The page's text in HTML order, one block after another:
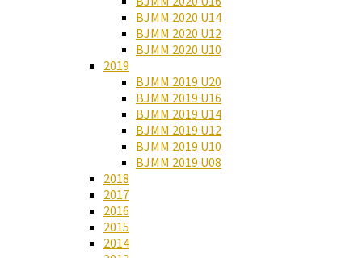
BJMM 2020 U14
BJMM 2020 U12
BJMM 2020 U10
2019
BJMM 2019 U20
BJMM 2019 U16
BJMM 2019 U14
BJMM 2019 U12
BJMM 2019 U10
BJMM 2019 U08
2018
2017
2016
2015
2014